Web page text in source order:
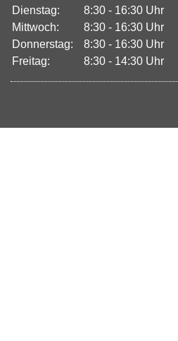
Dienstag:
8:30 - 16:30 Uhr
Mittwoch:
8:30 - 16:30 Uhr
Donnerstag:
8:30 - 16:30 Uhr
Freitag:
8:30 - 14:30 Uhr